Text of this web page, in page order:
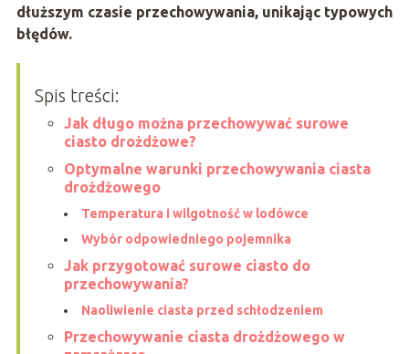
dłuższym czasie przechowywania, unikając typowych
błędów.
Spis treści:
Jak długo można przechowywać surowe
ciasto drożdżowe?
Optymalne warunki przechowywania ciasta
drożdżowego
Temperatura i wilgotność w lodówce
Wybór odpowiedniego pojemnika
Jak przygotować surowe ciasto do
przechowywania?
Naoliwienie ciasta przed schłodzeniem
Przechowywanie ciasta drożdżowego w